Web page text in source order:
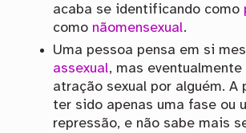
acaba se identificando como
como nãomensexual.
Uma pessoa pensa em si
assexual, mas eventualmente
atração sexual por alguém. A
ter sido apenas uma fase ou
repressão, e não sabe mais